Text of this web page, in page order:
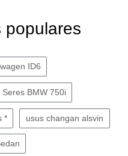
populares
ID6
Seres BMW 750i
* usus changan alsvin